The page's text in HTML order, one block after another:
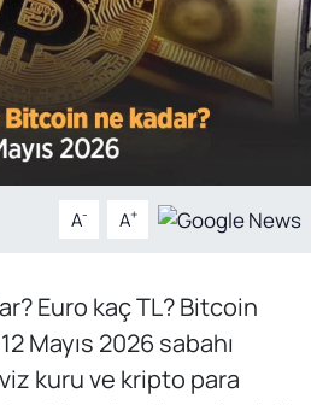
A- A+
Euro kaç TL? Bitcoin
Mayıs 2026 sabahı
kuru ve kripto para